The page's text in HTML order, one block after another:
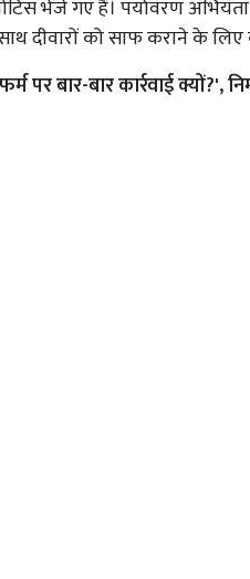
भेजे गए हैं। पर्यावरण
दीवारों को साफ कराने के लिए
पर बार-बार कार्रवाई क्यों?',